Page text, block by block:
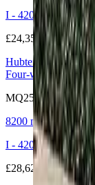
I - 42019 Arceto di
£24,355
Hubtex
Four-way truck
MQ25 S-2120EL
8200 mm 2500 kg
I - 42019 Arceto di
£28,628